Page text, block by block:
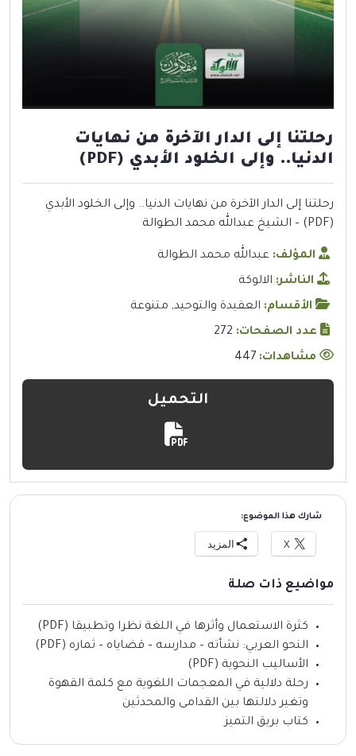
رحلتنا إلى الدار الآخرة من نهايات
الدنيا.. وإلى الخلود الأبدي (PDF)
رحلتنا إلى الدار الآخرة من نهايات الدنيا.. وإلى الخلود الأبدي
(PDF) – الشيخ عبدالله محمد الطوالة
المؤلف: عبدالله محمد الطوالة
الناشر: الالوكة
الأقسام: العقيدة والتوحيد, متنوعة
عدد الصفحات: 272
مشاهدات:
التحميل
شارك هذا الموضوع:
X المزيد
مواضيع ذات صلة
كثرة الاستعمال وأثرها في اللغة نظرا وتطبيقا (PDF)
النحو العربي: نشأته – مدارسه – قضاياه – ثماره (PDF)
الأساليب النحوية (PDF)
رحلة دلالية في المعجمات اللغوية مع كلمة القهوة
وتغير دلالتها بين القدامى والمحدثين
كتاب بريق التميز